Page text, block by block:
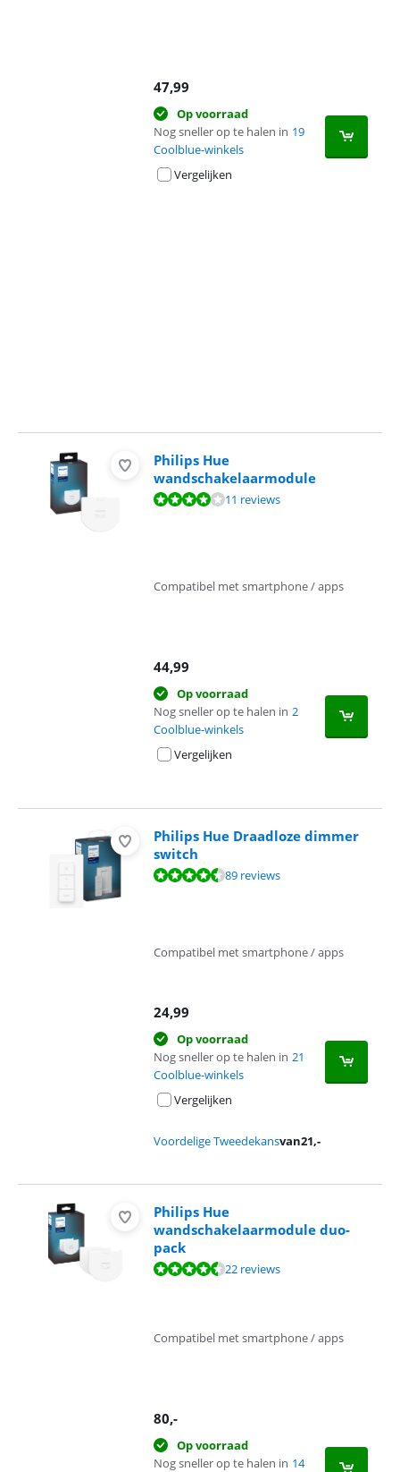
47,99
Op voorraad
Nog sneller op te halen in 19
Coolblue-winkels
Vergelijken
Philips Hue
wandschakelaarmodule
Beoordeling is 7,8 van de 10, gebaseerd op 11 reviews.
11 reviews
Compatibel met smartphone / apps
44,99
Op voorraad
Nog sneller op te halen in 2
Coolblue-winkels
Vergelijken
Philips Hue Draadloze dimmer
switch
Beoordeling is 9,0 van de 10, gebaseerd op 89 reviews.
89 reviews
Compatibel met smartphone / apps
24,99
Op voorraad
Nog sneller op te halen in 21
Coolblue-winkels
Vergelijken
Voordelige Tweedekansvan21,-
Philips Hue
wandschakelaarmodule duo-
pack
Beoordeling is 9,0 van de 10, gebaseerd op 22 reviews.
22 reviews
Compatibel met smartphone / apps
80,-
Op voorraad
Nog sneller op te halen in 14